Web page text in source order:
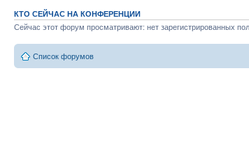
КТО СЕЙЧАС НА КОНФЕРЕНЦИИ
Сейчас этот форум просматривают: нет зарегистрированных
Список форумов